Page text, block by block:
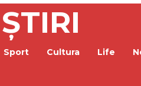
Sport Cultura Life